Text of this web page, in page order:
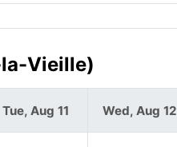
Vieille)
Tue, Aug 11 Wed, Aug 12